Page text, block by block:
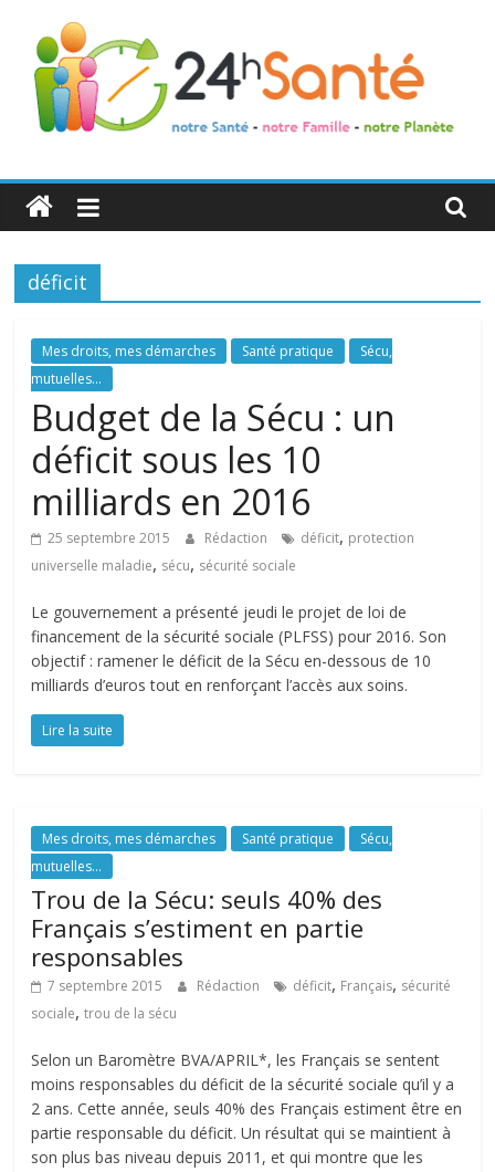
24h
Santé
La
de
toute
famille
déficit
Mes droits, mes démarches Santé pratique
Sécu,
mutuelles...
Budget de la Sécu : un
déficit sous les 10
milliards en 2016
25 septembre 2015 Rédaction déficit, protection
universelle maladie, sécu, sécurité sociale
Le gouvernement a présenté jeudi le projet de loi de
financement de la sécurité sociale (PLFSS) pour 2016. Son
objectif : ramener le déficit de la Sécu en-dessous de 10
milliards d’euros tout en renforçant l’accès aux soins.
Lire la suite
Mes droits, mes démarches Santé pratique
Sécu,
mutuelles...
Trou de la Sécu: seuls 40% des
Français s’estiment en partie
responsables
7 septembre 2015 Rédaction déficit, Français, sécurité
sociale,trou de la sécu
Selon un Baromètre BVA/APRIL*, les Français se sentent
moins responsables du déficit de la sécurité sociale qu’il y a
2 ans. Cette année, seuls 40% des Français estiment être en
partie responsable du déficit. Un résultat qui se maintient à
son plus bas niveau depuis 2011, et qui montre que les